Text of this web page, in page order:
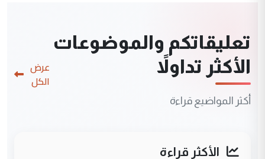
تعليقاتكم والموضوعات
الأكثر تداولاً
أكثر المواضيع قراءة
عرض
الكل
الأكثر قراءة